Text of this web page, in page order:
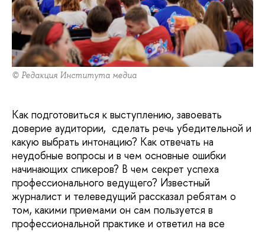
© Редакция Института медиа
Как подготовиться к выступлению, завоевать
доверие аудитории, сделать речь убедительной и
какую выбрать интонацию? Как отвечать на
неудобные вопросы и в чем основные ошибки
начинающих спикеров? В чем секрет успеха
профессионального ведущего? Известный
журналист и телеведущий рассказал ребятам о
том, какими приемами он сам пользуется в
профессиональной практике и ответил на все